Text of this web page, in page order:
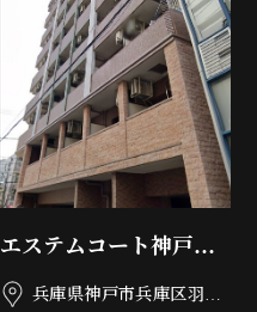
エステムコート神戸西
フロンタージュ
兵庫県神戸市兵庫区羽坂